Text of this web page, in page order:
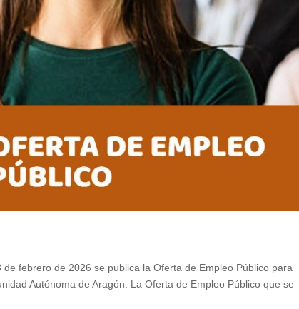
febrero de 2026 se publica la Oferta de Empleo Público para
Autónoma de Aragón. La Oferta de Empleo Público que se